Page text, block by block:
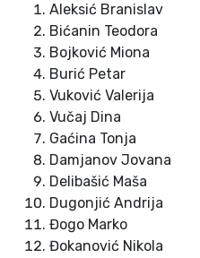
Aleksić Branislav
Bićanin Teodora
Bojković Miona
Burić Petar
Vuković Valerija
Vučaj Dina
Gaćina Tonja
Damjanov Jovana
Delibašić Maša
Dugonjić Andrija
Đogo Marko
Đokanović Nikola